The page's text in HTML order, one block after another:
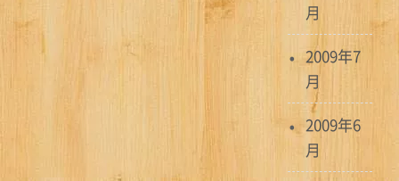
月
2009年7
月
2009年6
月